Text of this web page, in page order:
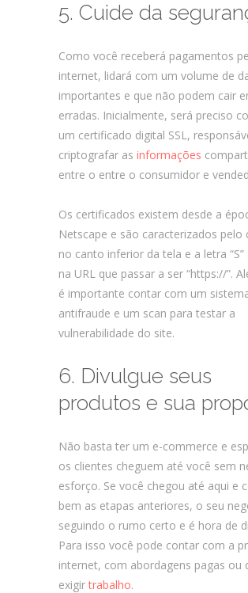
5. Cuide da
Como você receberá pagamentos
internet, lidará com um volume de
importantes e que não podem cair
erradas. Inicialmente, será preciso
um certificado digital SSL,
criptografar as informações
entre o entre o consumidor e
Os certificados existem desde a
Netscape e são caracterizados pelo
no canto inferior da tela e a letra “S”
na URL que passar a ser “https://”.
é importante contar com um
antifraude e um scan para testar a
vulnerabilidade do site.
6. Divulgue seus
produtos e sua
Não basta ter um e-commerce e
os clientes cheguem até você sem
esforço. Se você chegou até aqui e
bem as etapas anteriores, o seu
seguindo o rumo certo e é hora de
Para isso você pode contar com a
internet, com abordagens pagas ou
exigirtrabalho.